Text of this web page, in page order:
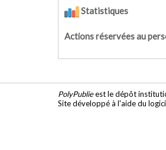
Statistiques
Actions réservées au
PolyPublieest le dépôt
Site développé à l'aide du